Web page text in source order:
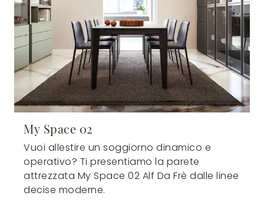
My Space 02
Vuoi allestire un soggiorno dinamico e
operativo? Ti presentiamo la parete
attrezzata My Space 02 Alf Da Frè dalle linee
decise moderne.